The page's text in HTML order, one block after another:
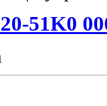
E2(EGR_off)
CHK(ok) 51K0